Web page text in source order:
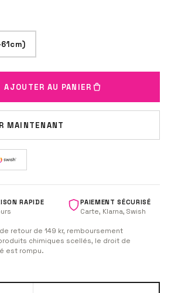
AJOUTER AU PANIER
MAINTENANT
RAPIDE
PAIEMENT SÉCURISÉ
Carte, Klarna, Swish
retour de 149 kr, remboursement
chimiques scellés, le droit de
est rompu.